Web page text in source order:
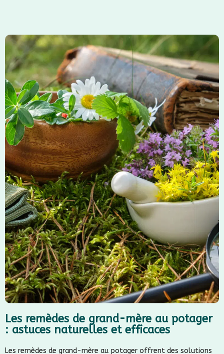
Les remèdes de grand-mère au potager
: astuces naturelles et efficaces
Les remèdes de grand-mère au potager offrent des solutions